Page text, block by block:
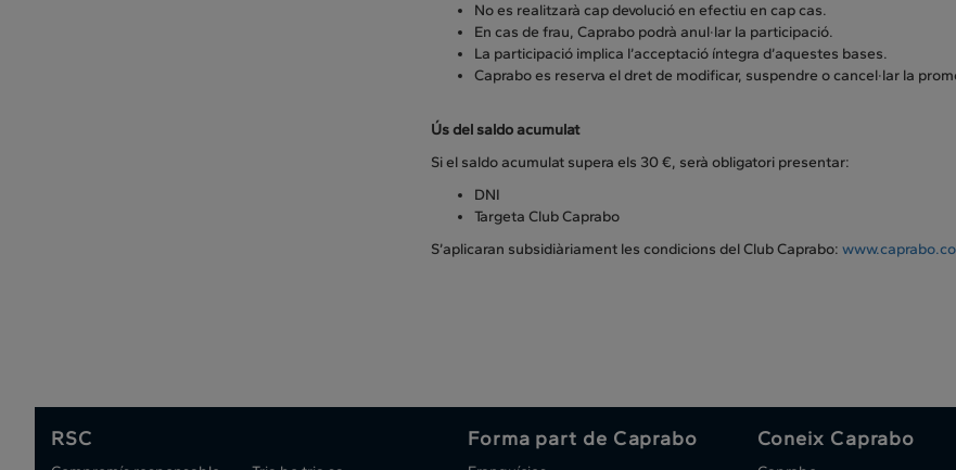
No es realitzarà cap devolució en efectiu en cap cas.
En cas de frau, Caprabo podrà anul·lar la participació.
La participació implica l’acceptació íntegra d’aquestes bases.
Caprabo es reserva el dret de modificar, suspendre o cancel·lar la
Ús del saldo acumulat
Si el saldo acumulat supera els 30 €, serà obligatori presentar:
DNI
Targeta Club Caprabo
S’aplicaran subsidiàriament les condicions del Club Caprabo:
RSC Forma part de Caprabo Coneix Caprabo